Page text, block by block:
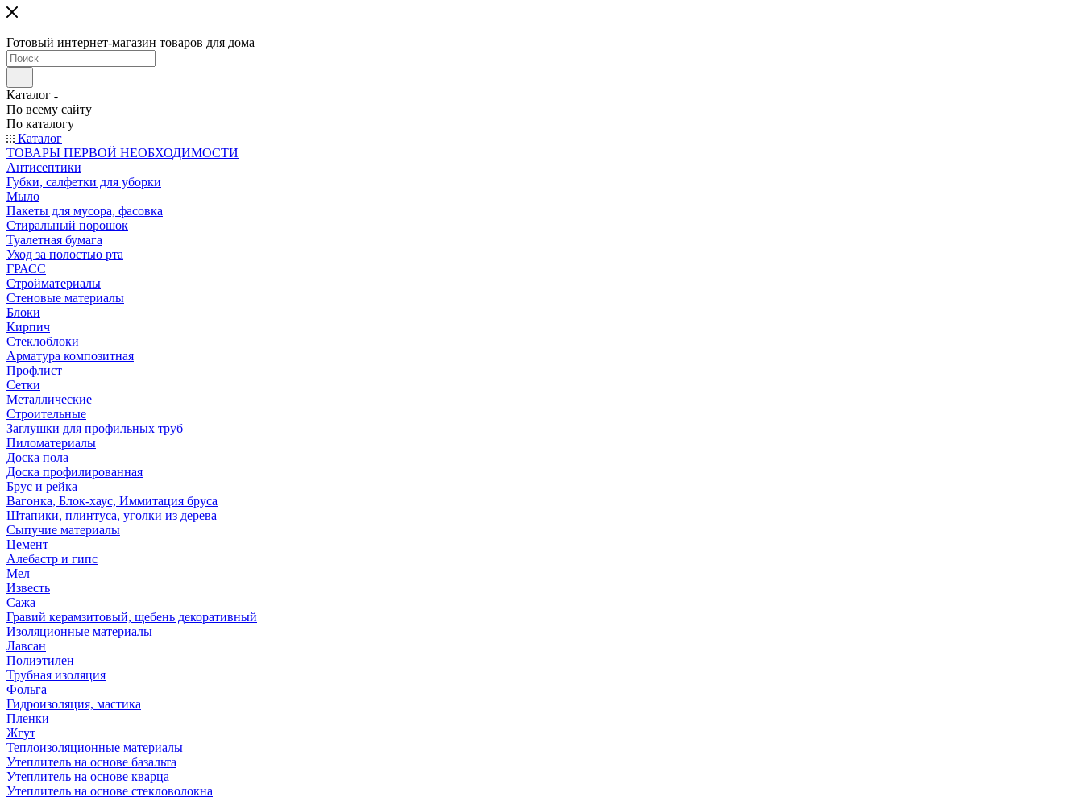
Готовый интернет-магазин товаров для дома
Каталог
По всему сайту
По каталогу
Каталог
ТОВАРЫ ПЕРВОЙ НЕОБХОДИМОСТИ
Антисептики
Губки, салфетки для уборки
Мыло
Пакеты для мусора, фасовка
Стиральный порошок
Туалетная бумага
Уход за полостью рта
ГРАСС
Стройматериалы
Стеновые материалы
Блоки
Кирпич
Стеклоблоки
Арматура композитная
Профлист
Сетки
Металлические
Строительные
Заглушки для профильных труб
Пиломатериалы
Доска пола
Доска профилированная
Брус и рейка
Вагонка, Блок-хаус, Иммитация бруса
Штапики, плинтуса, уголки из дерева
Сыпучие материалы
Цемент
Алебастр и гипс
Мел
Известь
Сажа
Гравий керамзитовый, щебень декоративный
Изоляционные материалы
Лавсан
Полиэтилен
Трубная изоляция
Фольга
Гидроизоляция, мастика
Пленки
Жгут
Теплоизоляционные материалы
Утеплитель на основе базальта
Утеплитель на основе кварца
Утеплитель на основе стекловолокна